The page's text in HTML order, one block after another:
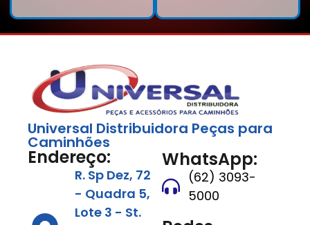
Universal Distribuidora Peças para
Caminhões
Endereço:
R. Sp Dez, 72
- Quadra 5,
Lote 3 - St.
WhatsApp:
(62) 3093-
5000